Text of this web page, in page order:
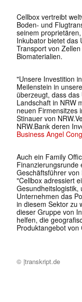
Cellbox vertreibt
Boden- und
seinem
Inkubator bietet das
Transport von
Biomaterialien.
"Unsere Investition
Meilenstein in
überzeugt, dass
Landschaft in NRW
neuen Firmensitzes
Stinauer von
NRW.Bank deren
Business Angel
Auch ein Family
Finanzierungsrunde
Geschäftsführer
"Cellbox adressiert
Gesundheitslogistik,
Unternehmen das
in diesem Sektor zu
dieser Gruppe von
helfen, die
Produktangebot
© |transkript.de